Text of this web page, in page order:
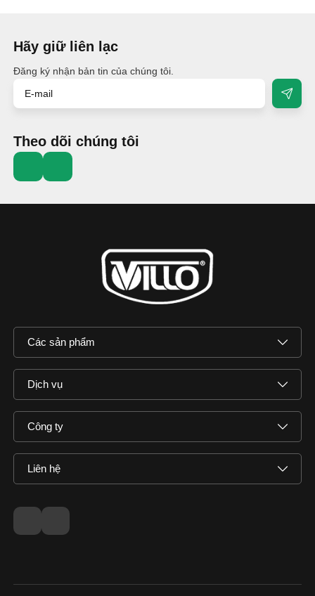
Hãy giữ liên lạc
Đăng ký nhận bản tin của chúng tôi.
Theo dõi chúng tôi
Các sản phẩm
Dịch vụ
Công ty
Liên hệ